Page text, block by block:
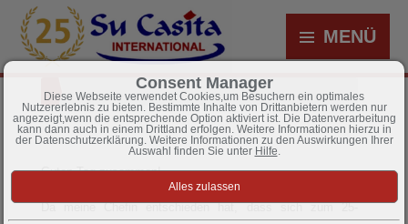
MENÜ
Guten Tag zusammen!
Da meine Chefin entschieden hat, dass sich zum 25-
Consent Manager
Diese Webseite verwendet Cookies,um Besuchern ein optimales
Nutzererlebnis zu bieten. Bestimmte Inhalte von Drittanbietern werden nur
angezeigt,wenn die entsprechende Option aktiviert ist. Die Datenverarbeitung
kann dann auch in einem Drittland erfolgen. Weitere Informationen hierzu in
der Datenschutzerklärung. Weitere Informationen zu den Auswirkungen Ihrer
Auswahl finden Sie unter Hilfe.